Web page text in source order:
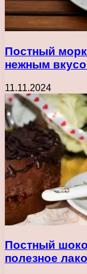
Постный
нежным
11.11.2024
Постный
полезное